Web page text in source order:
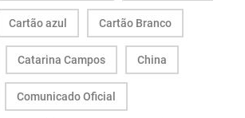
Cartão azul Cartão Branco
Catarina Campos China
Comunicado Oficial